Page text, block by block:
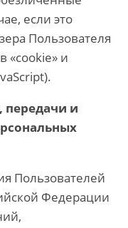
если это
Пользователя
«cookie» и
передачи и
Пользователей
Федерации